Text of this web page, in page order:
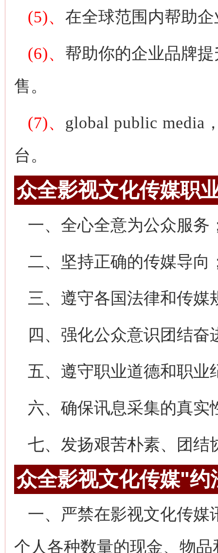
(5)、 在全球范围内帮助
(6)、 帮助你的企业品牌
售。
(7)、 global public media
台。
众全影视文化传媒职
一、全心全意为公众服务
二、坚持正确的传媒导向
三、遵守各国法律和传媒
四、强化公众意识团结奋
五、遵守职业道德和职业
六、确保讯息采集的真实
七、发扬艰苦朴素、团结
众全影视文化传媒"约
一、严禁在影视文化传媒
个人各种数量的现金、物